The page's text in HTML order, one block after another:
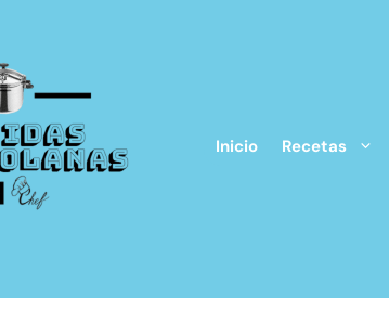
Inicio Recetas